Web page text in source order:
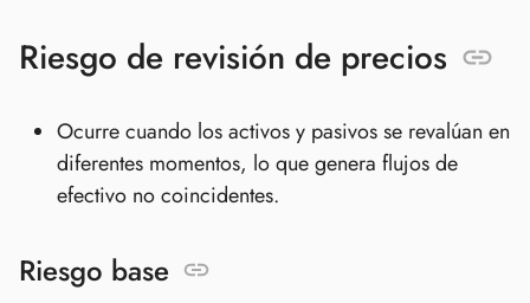
Riesgo de revisión de precios
Ocurre cuando los activos y pasivos se revalúan en
diferentes momentos, lo que genera flujos de
efectivo no coincidentes.
Riesgo base